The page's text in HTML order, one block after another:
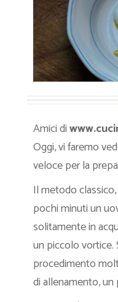
Amici di
Oggi, vi faremo
veloce per la
Il metodo
pochi minuti un
solitamente in
un piccolo vortice.
procedimento
di allenamento,